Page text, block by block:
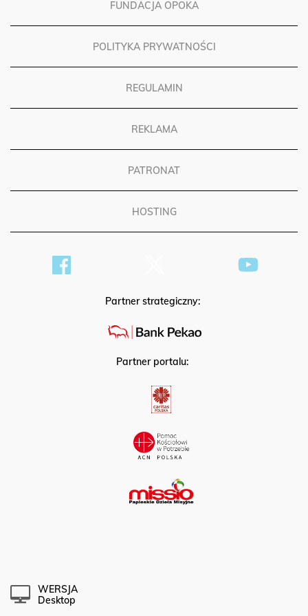
FUNDACJA OPOKA
POLITYKA PRYWATNOŚCI
REGULAMIN
REKLAMA
PATRONAT
HOSTING
Partner strategiczny:
Partner portalu:
WERSJA
Desktop